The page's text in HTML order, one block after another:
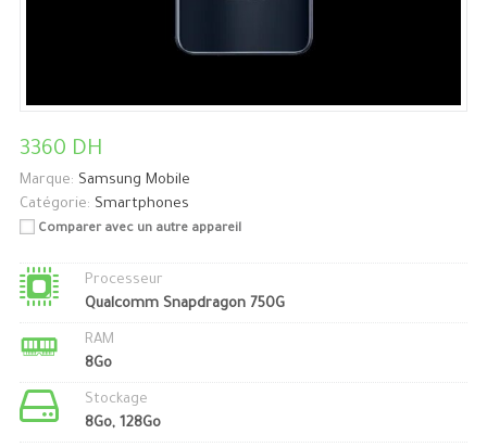
3360 DH
Marque: Samsung Mobile
Catégorie: Smartphones
Comparer avec un autre appareil
Processeur
Qualcomm Snapdragon 750G
RAM
8Go
Stockage
8Go, 128Go